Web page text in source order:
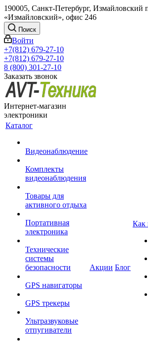
190005, Санкт-Петербург, Измайловский
«Измайловский», офис 246
Поиск
Войти
+7(812) 679-27-10
+7(812) 679-27-10
8 (800) 301-27-10
Заказать звонок
Интернет-магазин
электроники
Каталог
Видеонаблюдение
Комплекты
видеонаблюдения
Товары для
активного отдыха
Портативная
электроника
Технические
системы
безопасности
GPS навигаторы
GPS трекеры
Ультразвуковые
отпугиватели
Акции Блог
Как